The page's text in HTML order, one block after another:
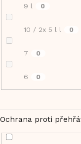
9 l 0
10 / 2x 5 l l 0
7 0
6 0
Ochrana proti